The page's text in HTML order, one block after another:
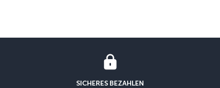
SICHERES BEZAHLEN